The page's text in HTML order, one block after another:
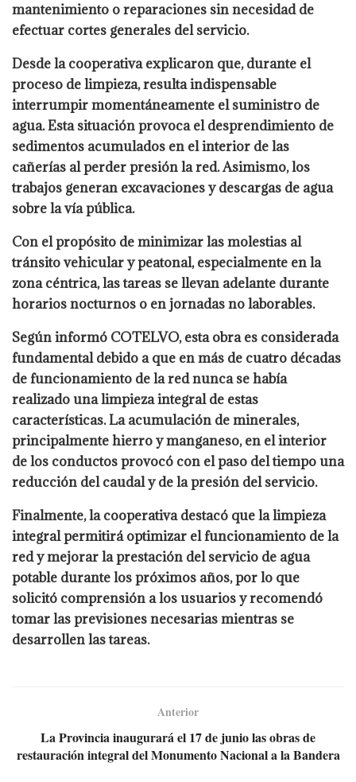
mantenimiento o reparaciones sin necesidad de
efectuar cortes generales del servicio.
Desde la cooperativa explicaron que, durante el
proceso de limpieza, resulta indispensable
interrumpir momentáneamente el suministro de
agua. Esta situación provoca el desprendimiento de
sedimentos acumulados en el interior de las
cañerías al perder presión la red. Asimismo, los
trabajos generan excavaciones y descargas de agua
sobre la vía pública.
Con el propósito de minimizar las molestias al
tránsito vehicular y peatonal, especialmente en la
zona céntrica, las tareas se llevan adelante durante
horarios nocturnos o en jornadas no laborables.
Según informó COTELVO, esta obra es considerada
fundamental debido a que en más de cuatro décadas
de funcionamiento de la red nunca se había
realizado una limpieza integral de estas
características. La acumulación de minerales,
principalmente hierro y manganeso, en el interior
de los conductos provocó con el paso del tiempo una
reducción del caudal y de la presión del servicio.
Finalmente, la cooperativa destacó que la limpieza
integral permitirá optimizar el funcionamiento de la
red y mejorar la prestación del servicio de agua
potable durante los próximos años, por lo que
solicitó comprensión a los usuarios y recomendó
tomar las previsiones necesarias mientras se
desarrollen las tareas.
Anterior
La Provincia inaugurará el 17 de junio las obras de
restauración integral del Monumento Nacional a la Bandera